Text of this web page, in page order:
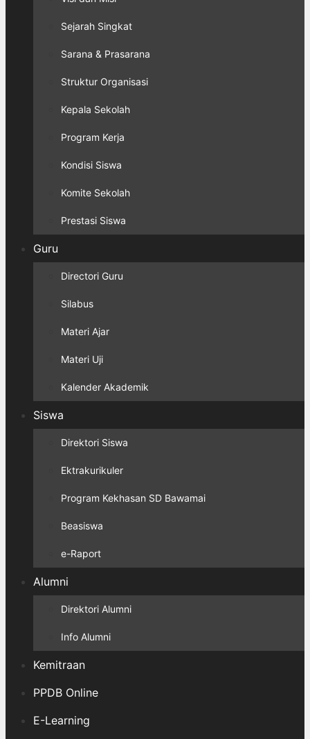
Sejarah Singkat
Sarana & Prasarana
Struktur Organisasi
Kepala Sekolah
Program Kerja
Kondisi Siswa
Komite Sekolah
Prestasi Siswa
Guru
Directori Guru
Silabus
Materi Ajar
Materi Uji
Kalender Akademik
Siswa
Direktori Siswa
Ektrakurikuler
Program Kekhasan SD Bawamai
Beasiswa
e-Raport
Alumni
Direktori Alumni
Info Alumni
Kemitraan
PPDB Online
E-Learning